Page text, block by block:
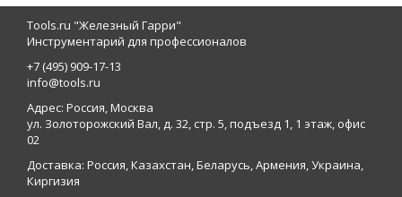
Tools.ru "Железный Гарри"
Инструментарий для профессионалов
+7 (495) 909-17-13
info@tools.ru
Адрес: Россия, Москва
ул. Золоторожский Вал, д. 32, стр. 5, подъезд 1, 1 этаж, офис
02
Доставка: Россия, Казахстан, Беларусь, Армения, Украина,
Киргизия